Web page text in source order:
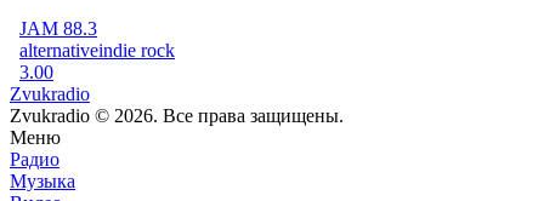
JAM 88.3
alternativeindie rock
3.00
Zvukradio
Zvukradio © 2026. Все права защищены.
Меню
Радио
Музыка